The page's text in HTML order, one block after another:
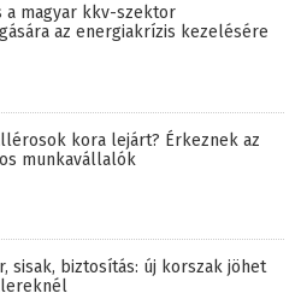
a magyar kkv-szektor
az energiakrízis kezelésére
kora lejárt? Érkeznek az
munkavállalók
sisak, biztosítás: új korszak jöhet